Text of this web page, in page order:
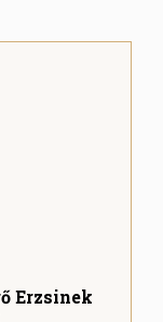
Erzsinek